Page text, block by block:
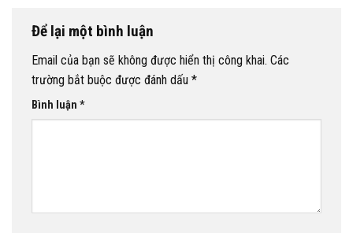
Để lại một bình luận
Email của bạn sẽ không được hiển thị công khai. Các
trường bắt buộc được đánh dấu *
Bình luận *